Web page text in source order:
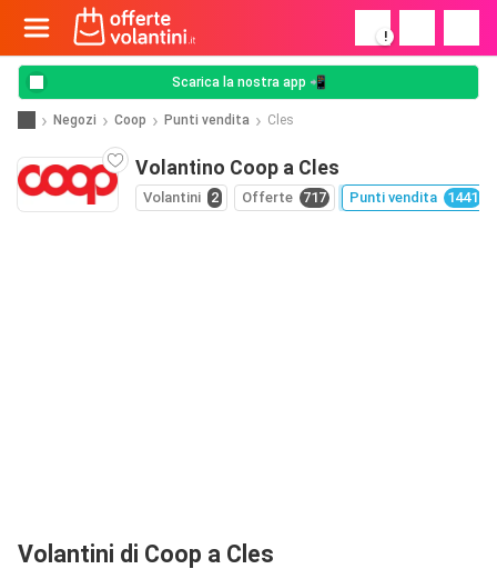
!
Scarica la nostra app 📲
Negozi Coop Punti vendita Cles
Volantino Coop a Cles
Volantini 2 Offerte 717 Punti vendita 1441
Volantini di Coop a Cles